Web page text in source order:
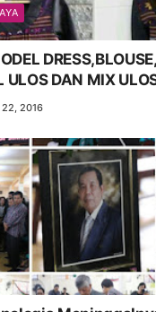
ULOS DAN MIX
22, 2016